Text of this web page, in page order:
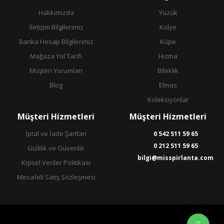
Hakkımızda
İletişim Bilgilerimiz
Banka Hesap Bilgilerimiz
Mağaza Yol Tarifi
Müşteri Yorumları
Blog
Yüzük
Kolye
Küpe
Hızma
Bileklik
Elmas
Koleksiyonlar
Müşteri Hizmetleri
İptal ve İade Şartları
Gizlilik ve Güvenlik
Kişisel Veriler Politikası
Mesafeli Satış Sözleşmesi
Müşteri Hizmetleri
0 542 511 59 65
0 212 511 59 65
bilgi@misspirlanta.com